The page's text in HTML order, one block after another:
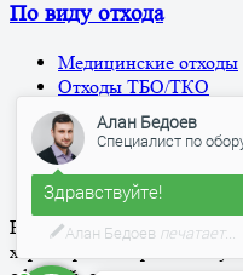
По виду отхода
Медицинские отходы
Отходы ТБО/ТКО
Нефтесодержащие
Жидкие отходы
Отходы агро-
Прочие отходы
Вся информация на сайте
характер и ни при каких
Алан Бедоев
Специалист по
Здравствуйте!
С удовольствием
вопросы!